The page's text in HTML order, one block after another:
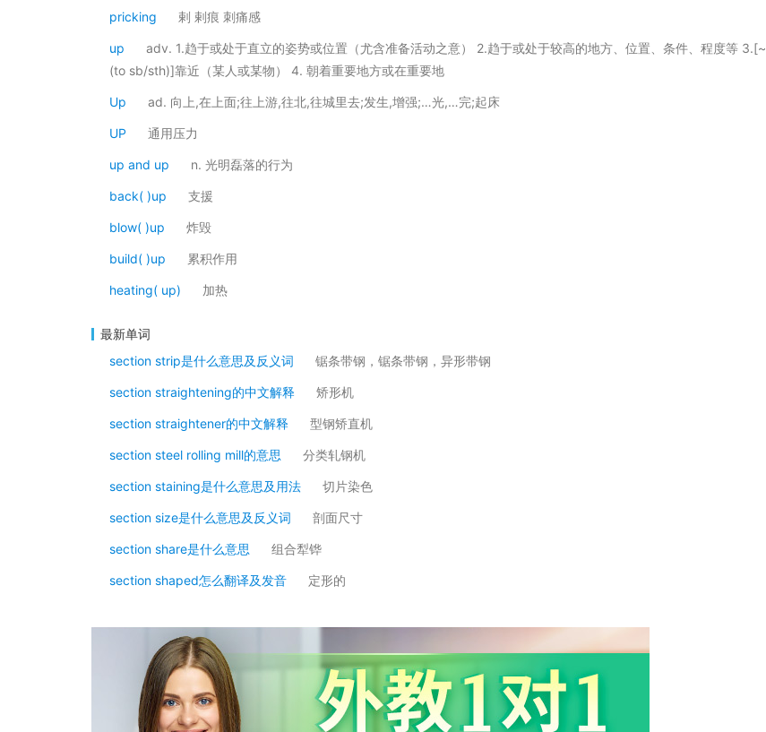
pricking 剌 剌痕 刺痛感
up
adv. 1.趋于或处于直立的姿势或位置（尤含准备活动之意） 2.趋于或处于较高的地方、位置、条件、程度等 3.[~
(to sb/sth)]靠近（某人或某物） 4. 朝着重要地方或在重要地
Up ad. 向上,在上面;往上游,往北,往城里去;发生,增强;…光,…完;起床
UP 通用压力
up and up n. 光明磊落的行为
back( )up 支援
blow( )up 炸毁
build( )up 累积作用
heating( up) 加热
最新单词
section strip是什么意思及反义词
锯条带钢，锯条带钢，异形带钢
section straightening的中文解释 矫形机
section straightener的中文解释 型钢矫直机
section steel rolling mill的意思 分类轧钢机
section staining是什么意思及用法 切片染色
section size是什么意思及反义词 剖面尺寸
section share是什么意思 组合犁铧
section shaped怎么翻译及发音 定形的